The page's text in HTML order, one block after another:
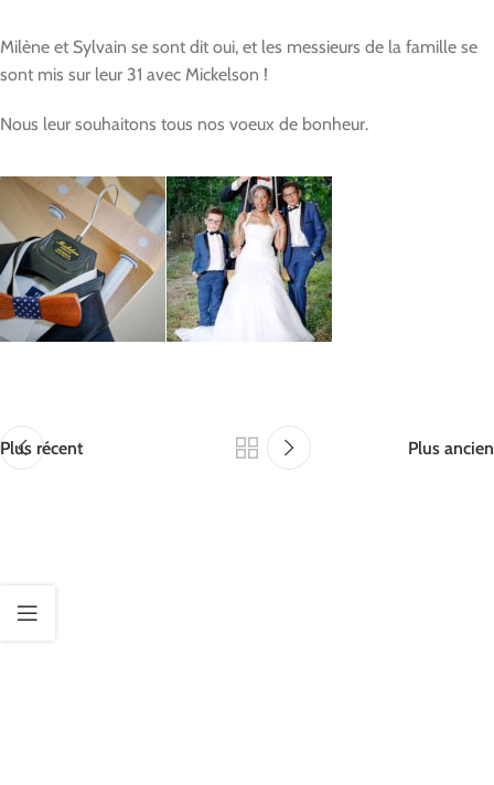
Milène et Sylvain se sont dit oui, et les messieurs de la famille se
sont mis sur leur 31 avec Mickelson !
Nous leur souhaitons tous nos voeux de bonheur.
Plus récent Plus ancien